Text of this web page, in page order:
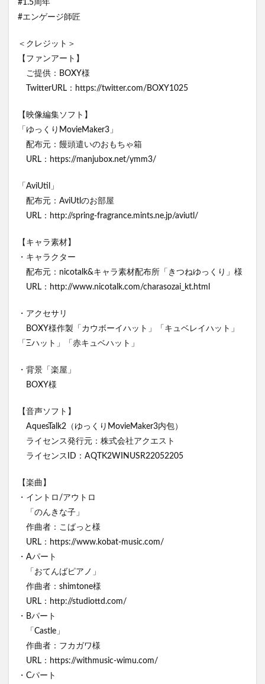
#1.5周年
#エンゲージ師匠
＜クレジット＞
【ファンアート】
ご提供：BOXY様
TwitterURL：https://twitter.com/BOXY1025
【映像編集ソフト】
「ゆっくりMovieMaker3」
配布元：饅頭遣いのおもちゃ箱
URL：https://manjubox.net/ymm3/
「AviUtil」
配布元：AviUtlのお部屋
URL：http://spring-fragrance.mints.ne.jp/aviutl/
【キャラ素材】
・キャラクター
配布元：nicotalk&キャラ素材配布所「きつねゆっくり」様
URL：http://www.nicotalk.com/charasozai_kt.html
・アクセサリ
BOXY様作製「カウボーイハット」「キュベレイハット」
「Ξハット」「赤キュベハット」
・背景「楽屋」
BOXY様
【音声ソフト】
AquesTalk2（ゆっくりMovieMaker3内包）
ライセンス発行元：株式会社アクエスト
ライセンスID：AQTK2WINUSR22052205
【楽曲】
・イントロ/アウトロ
「のんきな子」
作曲者：こばっと様
URL：https://www.kobat-music.com/
・Aパート
「おてんばピアノ」
作曲者：shimtone様
URL：http://studiottd.com/
・Bパート
「Castle」
作曲者：フカガワ様
URL：https://withmusic-wimu.com/
・Cパート